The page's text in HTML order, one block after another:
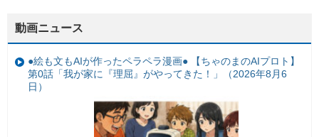
動画ニュース
●絵も文もAIが作ったペラペラ漫画● 【ちゃのまのAIプロト】
第0話「我が家に『理屈』がやってきた！」（2026年8月6
日）